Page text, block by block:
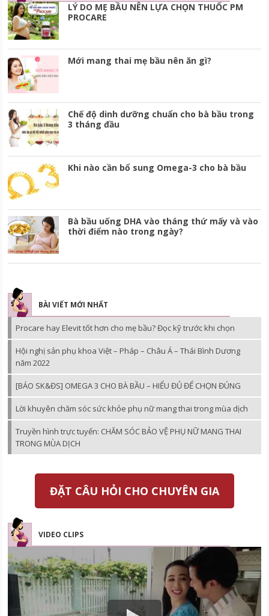
LÝ DO MẸ BẦU NÊN LỰA CHỌN THUỐC PM
PROCARE
Mới mang thai mẹ bầu nên ăn gì?
Chế độ dinh dưỡng chuẩn cho bà bầu trong
3 tháng đầu
Khi nào cần bổ sung Omega-3 cho bà bầu
Bà bầu uống DHA vào tháng thứ mấy và vào
thời điểm nào trong ngày?
BÀI VIẾT MỚI NHẤT
Procare hay Elevit tốt hơn cho mẹ bầu? Đọc kỹ trước khi chọn
Hội nghị sản phụ khoa Việt – Pháp – Châu Á – Thái Bình Dương
năm 2022
[BÁO SK&ĐS] OMEGA 3 CHO BÀ BẦU – HIỂU ĐỦ ĐỂ CHỌN ĐÚNG
Lời khuyên chăm sóc sức khỏe phụ nữ mang thai trong mùa dịch
Truyền hình trực tuyến: CHĂM SÓC BẢO VỆ PHỤ NỮ MANG THAI
TRONG MÙA DỊCH
ĐẶT CÂU HỎI CHO CHUYÊN GIA
VIDEO CLIPS